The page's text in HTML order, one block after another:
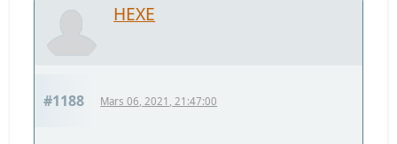
HEXE
#1188 Mars 06, 2021, 21:47:00